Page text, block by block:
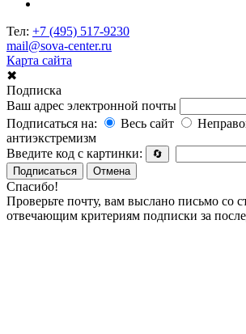
Тел: +7 (495) 517-9230
mail@sova-center.ru
Карта сайта
✖
Подписка
Ваш адрес электронной почты
Подписаться на:
Весь сайт
антиэкстремизм
Введите код с картинки:
🔄
Подписаться
Отмена
Спасибо!
Проверьте почту, вам выслано письмо со
отвечающим критериям подписки за